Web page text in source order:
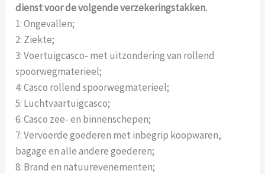
dienst voor de volgende verzekeringstakken.
1: Ongevallen;
2: Ziekte;
3: Voertuigcasco- met uitzondering van rollend
spoorwegmaterieel;
4: Casco rollend spoorwegmaterieel;
5: Luchtvaartuigcasco;
6: Casco zee- en binnenschepen;
7: Vervoerde goederen met inbegrip koopwaren,
bagage en alle andere goederen;
8: Brand en natuurevenementen;